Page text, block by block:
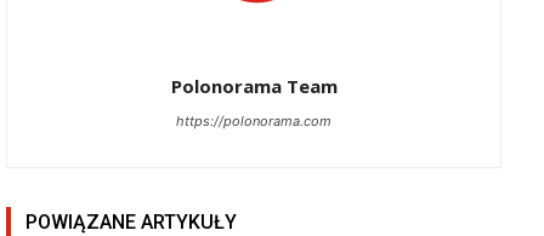
Polonorama Team
https://polonorama.com
POWIĄZANE ARTYKUŁY